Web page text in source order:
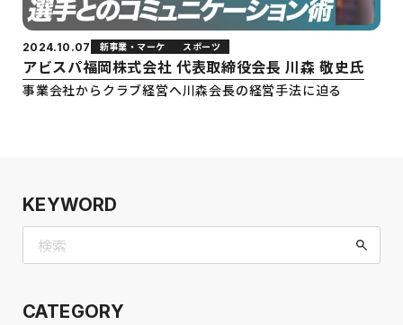
2024.10.07 新事業・マーケ スポーツ
アビスパ福岡株式会社 代表取締役会長 川森 敬史氏
事業会社からクラブ経営へ川森会長の経営手法に迫る
KEYWORD
CATEGORY